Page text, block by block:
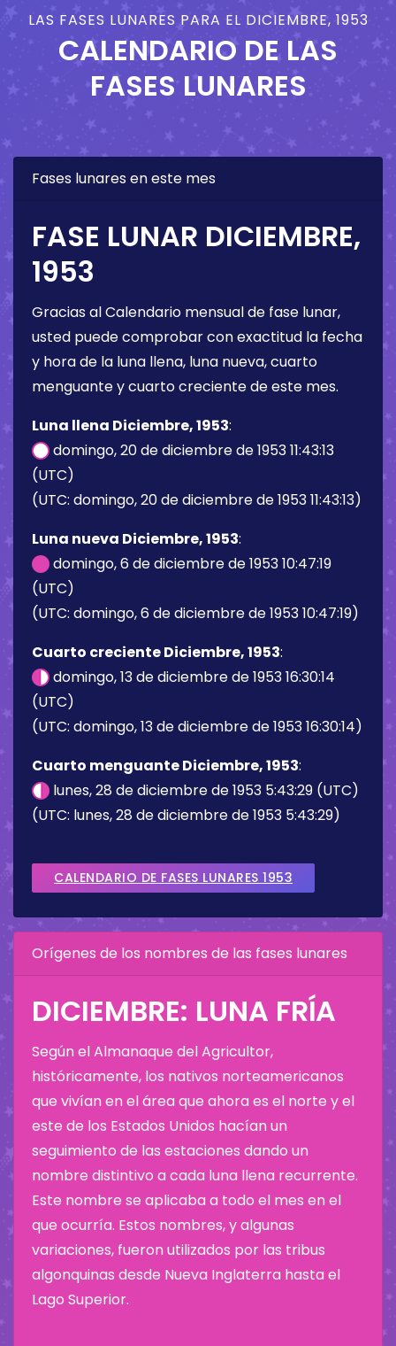
LAS FASES LUNARES PARA EL DICIEMBRE, 1953
CALENDARIO DE LAS
FASES LUNARES
Fases lunares en este mes
FASE LUNAR DICIEMBRE,
1953
Gracias al Calendario mensual de fase lunar,
usted puede comprobar con exactitud la fecha
y hora de la luna llena, luna nueva, cuarto
menguante y cuarto creciente de este mes.
Luna llena Diciembre, 1953:
domingo, 20 de diciembre de 1953 11:43:13
(UTC)
(UTC: domingo, 20 de diciembre de 1953 11:43:13)
Luna nueva Diciembre, 1953:
domingo, 6 de diciembre de 1953 10:47:19
(UTC)
(UTC: domingo, 6 de diciembre de 1953 10:47:19)
Cuarto creciente Diciembre, 1953:
domingo, 13 de diciembre de 1953 16:30:14
(UTC)
(UTC: domingo, 13 de diciembre de 1953 16:30:14)
Cuarto menguante Diciembre, 1953:
lunes, 28 de diciembre de 1953 5:43:29 (UTC)
(UTC: lunes, 28 de diciembre de 1953 5:43:29)
CALENDARIO DE FASES LUNARES 1953
Orígenes de los nombres de las fases lunares
DICIEMBRE: LUNA FRÍA
Según el Almanaque del Agricultor,
históricamente, los nativos norteamericanos
que vivían en el área que ahora es el norte y el
este de los Estados Unidos hacían un
seguimiento de las estaciones dando un
nombre distintivo a cada luna llena recurrente.
Este nombre se aplicaba a todo el mes en el
que ocurría. Estos nombres, y algunas
variaciones, fueron utilizados por las tribus
algonquinas desde Nueva Inglaterra hasta el
Lago Superior.